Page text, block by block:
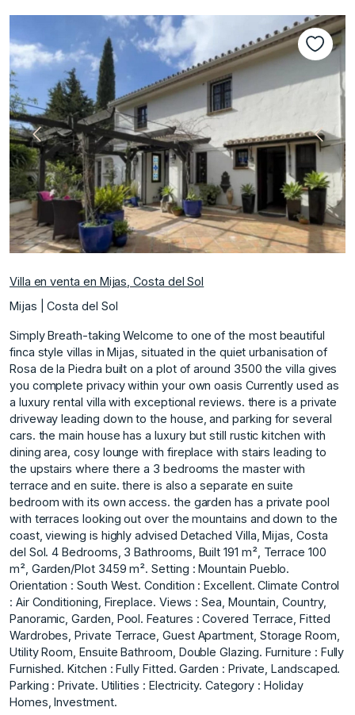
Anterior
Villa en venta en Mijas, Costa del Sol
Mijas | Costa del Sol
Simply Breath-taking Welcome to one of the most beautiful
finca style villas in Mijas, situated in the quiet urbanisation of
Rosa de la Piedra built on a plot of around 3500 the villa gives
you complete privacy within your own oasis Currently used as
a luxury rental villa with exceptional reviews. there is a private
driveway leading down to the house, and parking for several
cars. the main house has a luxury but still rustic kitchen with
dining area, cosy lounge with fireplace with stairs leading to
the upstairs where there a 3 bedrooms the master with
terrace and en suite. there is also a separate en suite
bedroom with its own access. the garden has a private pool
with terraces looking out over the mountains and down to the
coast, viewing is highly advised Detached Villa, Mijas, Costa
del Sol. 4 Bedrooms, 3 Bathrooms, Built 191 m², Terrace 100
m², Garden/Plot 3459 m². Setting : Mountain Pueblo.
Orientation : South West. Condition : Excellent. Climate Control
: Air Conditioning, Fireplace. Views : Sea, Mountain, Country,
Panoramic, Garden, Pool. Features : Covered Terrace, Fitted
Wardrobes, ‌Private ‌Terrace, ‌Guest ‌Apartment, ‌Storage Room,
Utility ‌Room, ‌Ensuite Bathroom, Double ‌Glazing. Furniture ‌: ‌Fully
‌Furnished. Kitchen ‌: ‌Fully Fitted. Garden ‌: Private, ‌Landscaped.
Parking : Private. Utilities ‌: ‌Electricity. Category ‌: ‌Holiday
‌Homes, ‌Investment.